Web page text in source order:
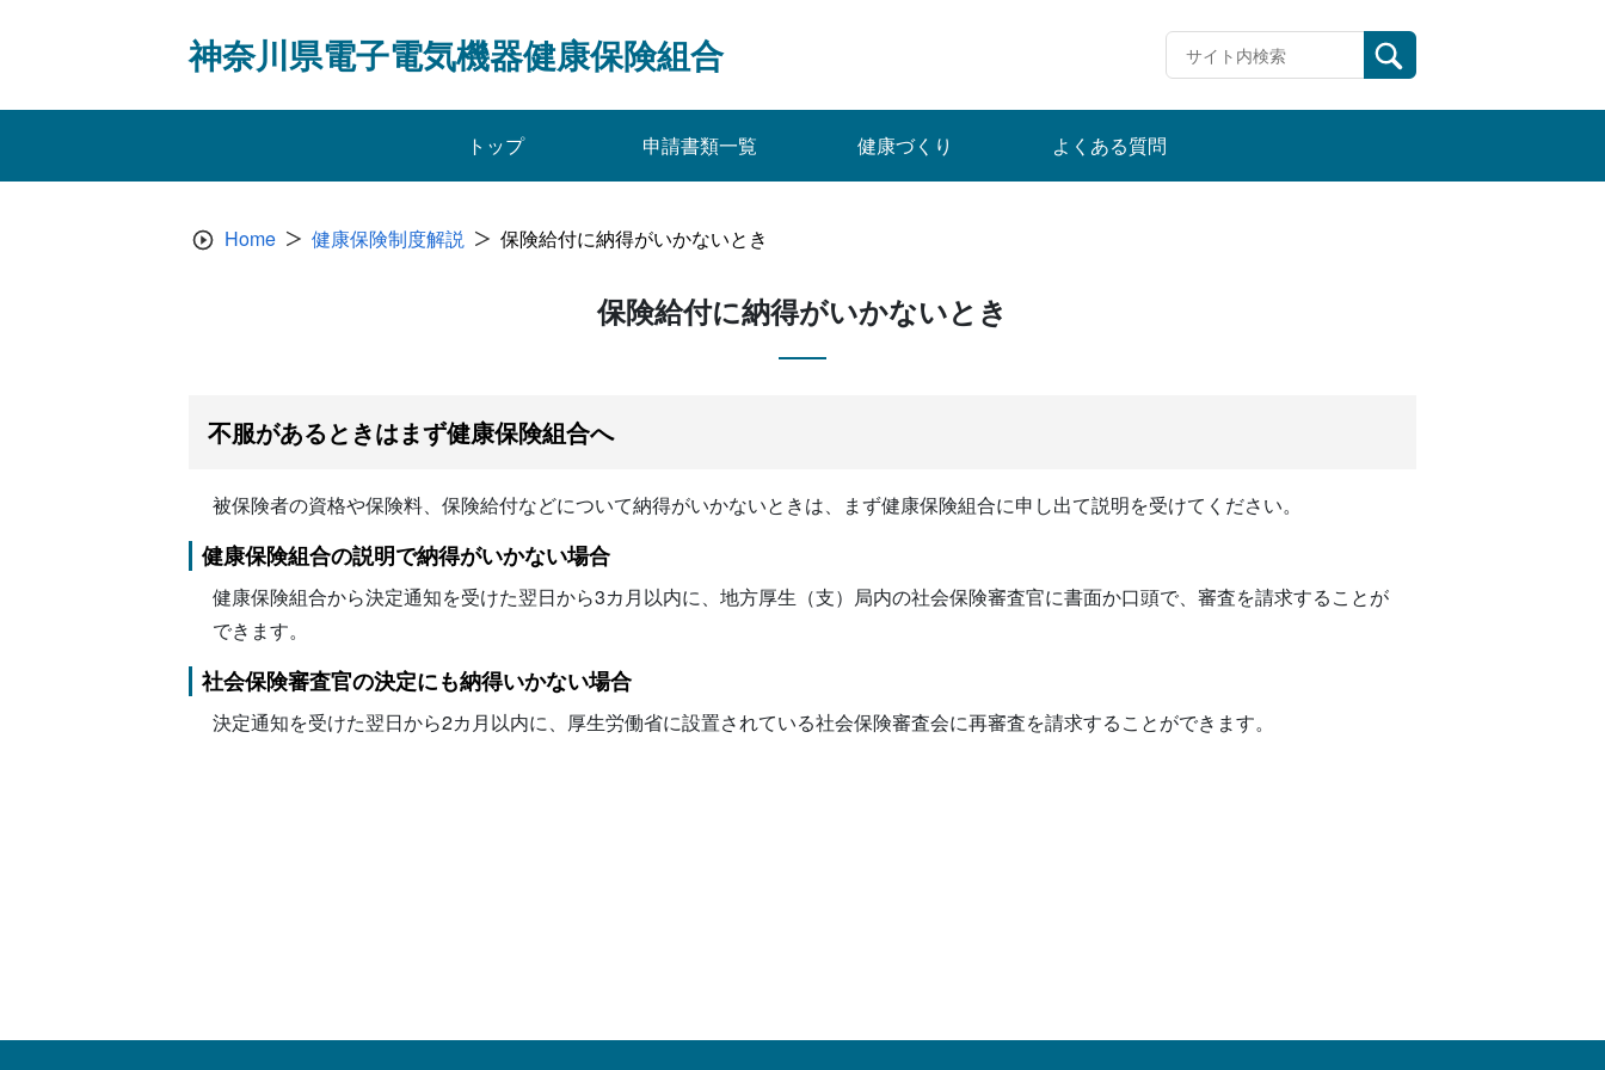
神奈川県電子電気機器健康保険組合
トップ 申請書類一覧 健康づくり よくある質問
Home 健康保険制度解説 保険給付に納得がいかないとき
保険給付に納得がいかないとき
不服があるときはまず健康保険組合へ
被保険者の資格や保険料、保険給付などについて納得がいかないときは、まず健康保険組合に申し出て説明を受けてください。
健康保険組合の説明で納得がいかない場合
健康保険組合から決定通知を受けた翌日から3カ月以内に、地方厚生（支）局内の社会保険審査官に書面か口頭で、審査を請求することが
できます。
社会保険審査官の決定にも納得いかない場合
決定通知を受けた翌日から2カ月以内に、厚生労働省に設置されている社会保険審査会に再審査を請求することができます。